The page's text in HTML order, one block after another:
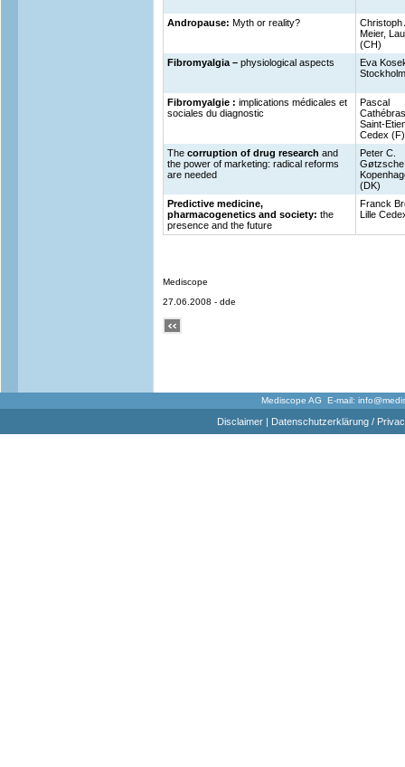
Andropause: Myth or reality?
Christoph
Meier,
(CH)
Fibromyalgia – physiological aspects
Eva
Fibromyalgie : implications médicales et
sociales du diagnostic
Pascal
Saint-
Cedex
The corruption of drug research and
the power of marketing: radical reforms
are needed
Peter C.
(DK)
Predictive medicine,
pharmacogenetics and society: the
presence and the future
Franck
Lille
Mediscope
27.06.2008 - dde
Mediscope AG E-mail:
Disclaimer| Datenschutzerklärung /